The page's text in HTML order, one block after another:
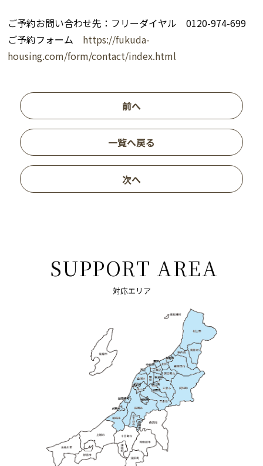
ご予約お問い合わせ先：フリーダイヤル 0120-974-699
ご予約フォーム https://fukuda-
housing.com/form/contact/index.html
前へ
一覧へ戻る
次へ
SUPPORT AREA
対応エリア